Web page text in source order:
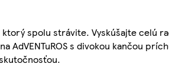
spolu strávite. Vyskúšajte celú
s divokou kančou